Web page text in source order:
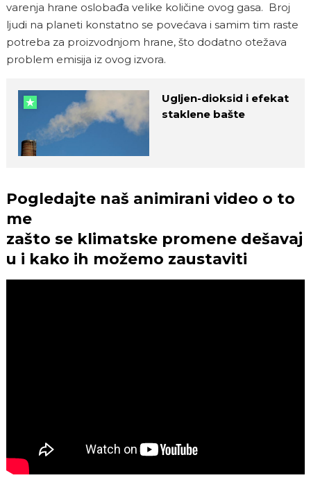
varenja hrane oslobađa velike količine ovog gasa. Broj
ljudi na planeti konstatno se povećava i samim tim raste
potreba za proizvodnjom hrane, što dodatno otežava
problem emisija iz ovog izvora.
Ugljen-dioksid i efekat
staklene bašte
Pogledajte naš animirani video o to
me
zašto se klimatske promene dešavaj
u i kako ih možemo zaustaviti